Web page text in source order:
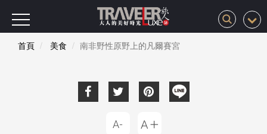
首頁 美食 南非野性原野上的凡爾賽宮